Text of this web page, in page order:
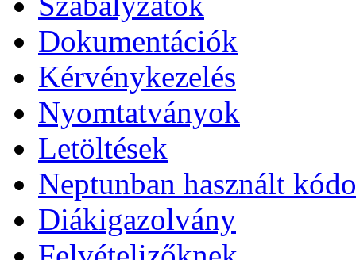
Dokumentációk
Kérvénykezelés
Nyomtatványok
Letöltések
Neptunban használt
Diákigazolvány